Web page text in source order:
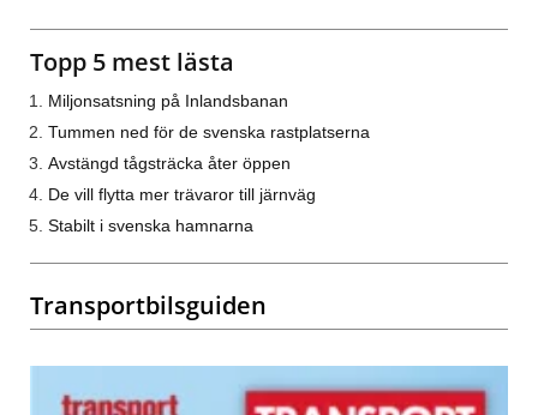
Topp 5 mest lästa
Miljonsatsning på Inlandsbanan
Tummen ned för de svenska rastplatserna
Avstängd tågsträcka åter öppen
De vill flytta mer trävaror till järnväg
Stabilt i svenska hamnarna
Transportbilsguiden